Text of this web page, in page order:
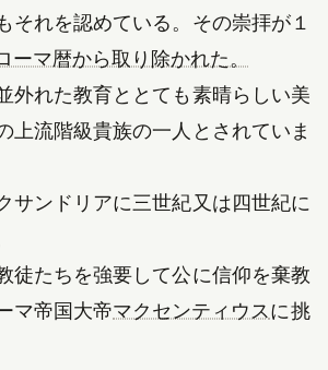
それを認めている。その崇拝が１
ーマ暦から取り除かれた。
外れた教育ととても素晴らしい美
上流階級貴族の一人とされていま
サンドリアに三世紀又は四世紀に
徒たちを強要して公に信仰を棄教
マ帝国大帝マクセンティウス（新
に挑